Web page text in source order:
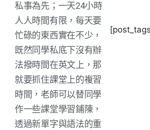
私事為先；一天24小時
人人時間有限，每天要
忙碌的東西實在不少，
既然同學私底下沒有辦
法撥時間在英文上，那
就要抓住課堂上的複習
時間，老師可以替同學
作一些課堂學習鋪陳，
透過新單字與語法的重